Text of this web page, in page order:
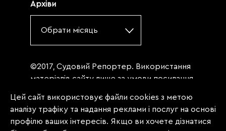
Архіви
Обрати місяць
©2017, Судовий Репортер. Використання
матеріалів сайту лише за умови посилання
«Судовий репортер» не нижче третього
абзацу. Матеріали, щодо яких міститься
заборона на повну републікацію
Цей сайт використовує файли cookies з метою
аналізу трафіку та надання реклами і послуг на основі
профілю ваших інтересів. Якщо ви хочете дізнатися